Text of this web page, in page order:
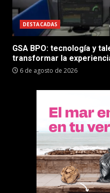
DESTACADAS
GSA BPO: tecnología y
transformar la
6 de agosto de 2026